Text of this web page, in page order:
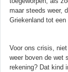
maar steeds weer,
Griekenland tot
Voor ons crisis,
weer boven de wet
rekening? Dat kind